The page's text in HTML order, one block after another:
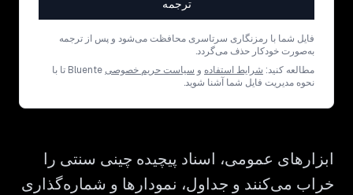
ترجمه
فایل شما با رمزنگاری سرتاسری محافظت می‌شود و پس از ترجمه
به‌صورت خودکار حذف می‌گردد.
مطالعه کنید: شرایط استفاده و سیاست حریم خصوصی
Bluente تا با
نحوه مدیریت فایل شما آشنا شوید.
ابزارهای عمومی، اسناد پیچیده چینی سنتی را
خراب می‌کنند و جداول، نمودارها و شماره‌گذاری